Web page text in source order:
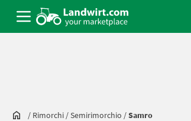
/ Rimorchi /Semirimorchio /Samro